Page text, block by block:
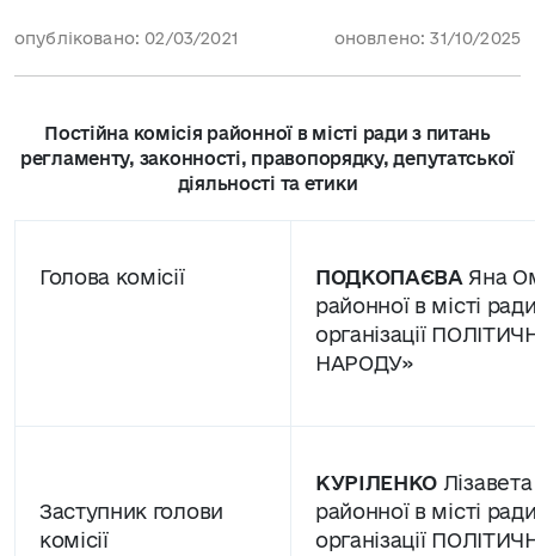
опубліковано: 02/03/2021 оновлено: 31/10/2025
Постійна комісія районної в місті ради з питань
регламенту, законності, правопорядку, депутатської
діяльності та етики
Голова комісії ПОДКОПАЄВА Яна
районної в місті
організації
НАРОДУ»
Заступник голови
комісії
КУРІЛЕНКО
районної в місті
організації